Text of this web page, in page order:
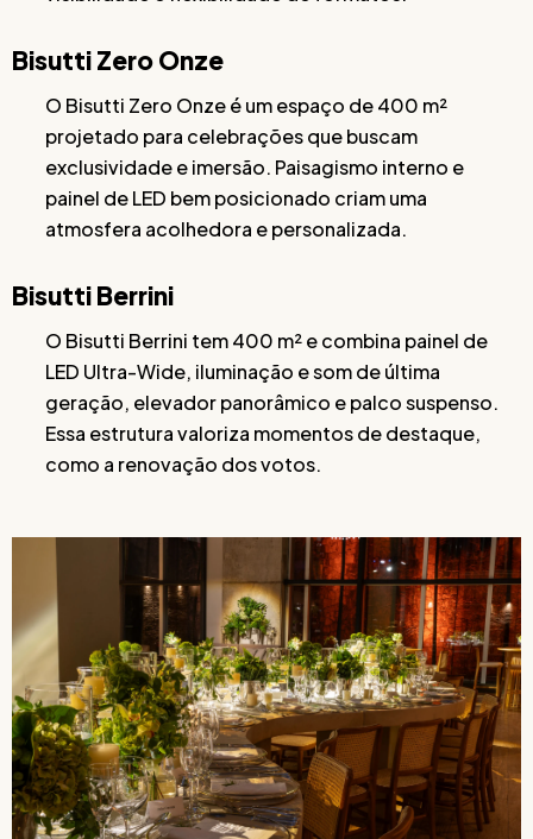
Bisutti Zero Onze
O Bisutti Zero Onze é um espaço de 400 m²
projetado para celebrações que buscam
exclusividade e imersão. Paisagismo interno e
painel de LED bem posicionado criam uma
atmosfera acolhedora e personalizada.
Bisutti Berrini
O Bisutti Berrini tem 400 m² e combina painel de
LED Ultra-Wide, iluminação e som de última
geração, elevador panorâmico e palco suspenso.
Essa estrutura valoriza momentos de destaque,
como a renovação dos votos.